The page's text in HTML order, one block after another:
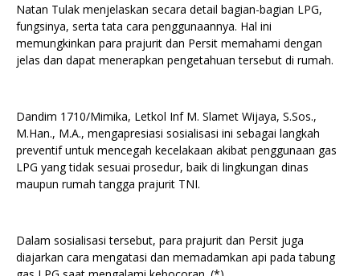
Natan Tulak menjelaskan secara detail bagian-bagian LPG,
fungsinya, serta tata cara penggunaannya. Hal ini
memungkinkan para prajurit dan Persit memahami dengan
jelas dan dapat menerapkan pengetahuan tersebut di rumah.
Dandim 1710/Mimika, Letkol Inf M. Slamet Wijaya, S.Sos.,
M.Han., M.A., mengapresiasi sosialisasi ini sebagai langkah
preventif untuk mencegah kecelakaan akibat penggunaan gas
LPG yang tidak sesuai prosedur, baik di lingkungan dinas
maupun rumah tangga prajurit TNI.
Dalam sosialisasi tersebut, para prajurit dan Persit juga
diajarkan cara mengatasi dan memadamkan api pada tabung